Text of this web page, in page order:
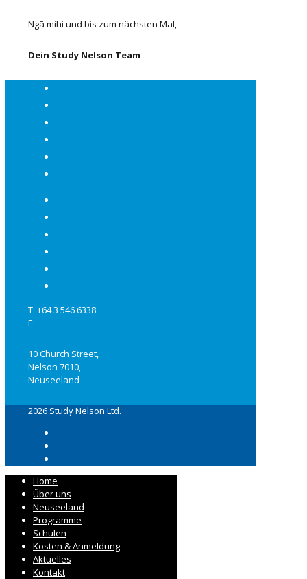
Ngā mihi und bis zum nächsten Mal,
Dein Study Nelson Team
T: +64 3 546 6338
E:
10 Church Street,
Nelson 7010,
Neuseeland
2026 Study Nelson Ltd.
Home
Über uns
Neuseeland
Programme
Schulen
Kosten & Anmeldung
Aktuelles
Kontakt